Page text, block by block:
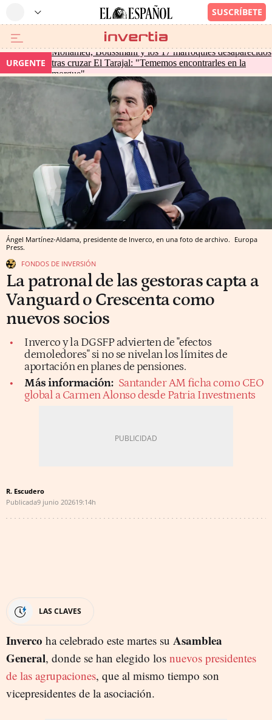
URGENTE
Mohamed, Boussmahi y los 17 marroquíes desaparecidos
tras cruzar El Tarajal: "Tememos encontrarles en la
morgue"
Ángel Martínez-Aldama, presidente de Inverco, en una foto de archivo. Europa
Press.
FONDOS DE INVERSIÓN
La patronal de las gestoras capta a
Vanguard o Crescenta como
nuevos socios
Inverco y la DGSFP advierten de "efectos
demoledores" si no se nivelan los límites de
aportación en planes de pensiones.
Más información: Santander AM ficha como CEO
global a Carmen Alonso desde Patria Investments
R. Escudero
Publicada9 junio 202619:14h
LAS CLAVES
Inverco ha celebrado este martes su Asamblea
General, donde se han elegido los nuevos presidentes
de las agrupaciones, que al mismo tiempo son
vicepresidentes de la asociación.